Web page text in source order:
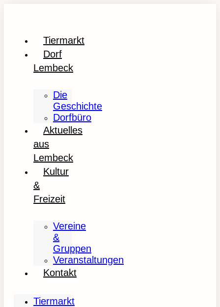
Tiermarkt
Dorf
Lembeck
Die
Geschichte
Dorfbüro
Aktuelles
aus
Lembeck
Kultur
&
Freizeit
Vereine
&
Gruppen
Veranstaltungen
Kontakt
Tiermarkt